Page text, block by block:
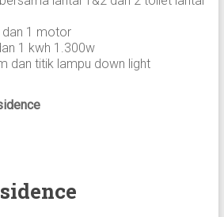
1 motor
1 kwh 1.300w
dan titik lampu down light